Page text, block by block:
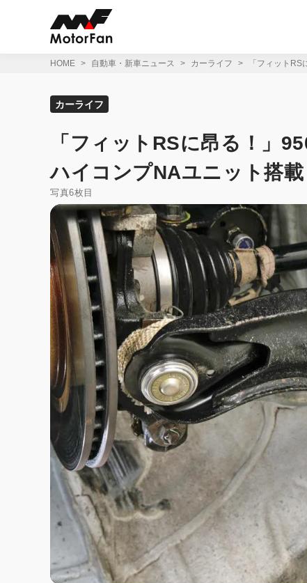
HOME 自動車・新車ニュース カーライフ 「フィット
カーライフ
「フィットRSに昂る！」
ハイコンプNAユニット搭載
写真6枚目